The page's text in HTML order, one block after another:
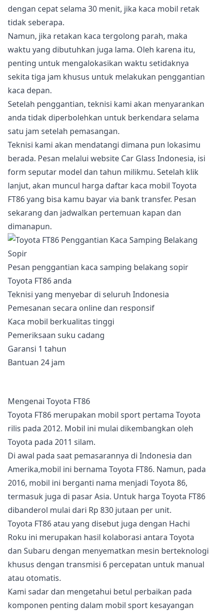
dengan cepat selama 30 menit, jika kaca mobil retak
tidak seberapa.
Namun, jika retakan kaca tergolong parah, maka
waktu yang dibutuhkan juga lama. Oleh karena itu,
penting untuk mengalokasikan waktu setidaknya
sekita tiga jam khusus untuk melakukan penggantian
kaca depan.
Setelah penggantian, teknisi kami akan menyarankan
anda tidak diperbolehkan untuk berkendara selama
satu jam setelah pemasangan.
Teknisi kami akan mendatangi dimana pun lokasimu
berada. Pesan melalui website Car Glass Indonesia, isi
form seputar model dan tahun milikmu. Setelah klik
lanjut, akan muncul harga daftar kaca mobil Toyota
FT86 yang bisa kamu bayar via bank transfer. Pesan
sekarang dan jadwalkan pertemuan kapan dan
dimanapun.
Pesan penggantian kaca samping belakang sopir
Toyota FT86 anda
Teknisi yang menyebar di seluruh Indonesia
Pemesanan secara online dan responsif
Kaca mobil berkualitas tinggi
Pemeriksaan suku cadang
Garansi 1 tahun
Bantuan 24 jam
Mengenai Toyota FT86
Toyota FT86 merupakan mobil sport pertama Toyota
rilis pada 2012. Mobil ini mulai dikembangkan oleh
Toyota pada 2011 silam.
Di awal pada saat pemasarannya di Indonesia dan
Amerika,mobil ini bernama Toyota FT86. Namun, pada
2016, mobil ini berganti nama menjadi Toyota 86,
termasuk juga di pasar Asia. Untuk harga Toyota FT86
dibanderol mulai dari Rp 830 jutaan per unit.
Toyota FT86 atau yang disebut juga dengan Hachi
Roku ini merupakan hasil kolaborasi antara Toyota
dan Subaru dengan menyematkan mesin berteknologi
khusus dengan transmisi 6 percepatan untuk manual
atau otomatis.
Kami sadar dan mengetahui betul perbaikan pada
komponen penting dalam mobil sport kesayangan